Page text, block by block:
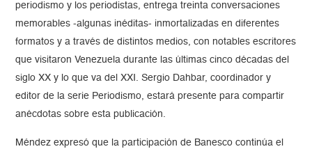
periodismo y los periodistas, entrega treinta conversaciones
memorables -algunas inéditas- inmortalizadas en diferentes
formatos y a través de distintos medios, con notables escritores
que visitaron Venezuela durante las últimas cinco décadas del
siglo XX y lo que va del XXI. Sergio Dahbar, coordinador y
editor de la serie Periodismo, estará presente para compartir
anécdotas sobre esta publicación.
Méndez expresó que la participación de Banesco continúa el